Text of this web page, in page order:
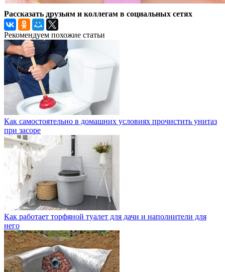
Рассказать друзьям и коллегам в социальных сетях
Рекомендуем похожие статьи
Как самостоятельно в домашних условиях прочистить унитаз
при засоре
Как работает торфяной туалет для дачи и наполнители для
него